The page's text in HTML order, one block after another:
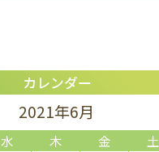
カレンダー
2021年6月
水 木 金 土